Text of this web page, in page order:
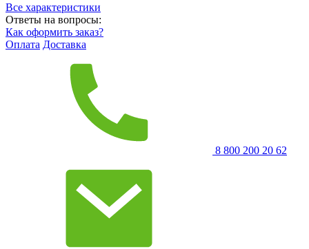
Все характеристики
Ответы на вопросы:
Как оформить заказ?
Оплата Доставка
8 800 200 20 62